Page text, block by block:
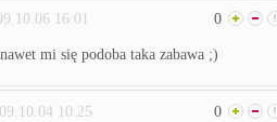
16:01 0
mi się podoba taka zabawa ;)
10:25 0